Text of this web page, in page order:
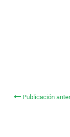
Publicación